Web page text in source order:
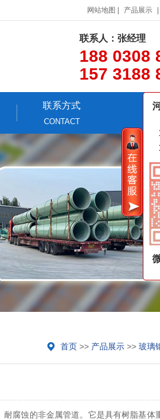
网站地图 产品展示
联系人：张经理
188 0308
157 3188
联系方式
CONTACT
首页 >> 产品展示 >> 玻璃
腐蚀的非金属管道。它是具有树脂基体